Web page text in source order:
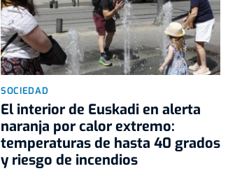
SOCIEDAD
El interior de Euskadi en alerta
naranja por calor extremo:
temperaturas de hasta 40 grados
y riesgo de incendios